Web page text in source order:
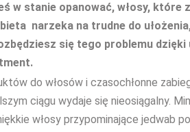
w stanie opanować, włosy, które
narzeka na trudne do
się tego problemu dzięki
do włosów i czasochłonne
ciągu wydaje się nieosiągalny.
włosy przypominające jedwab